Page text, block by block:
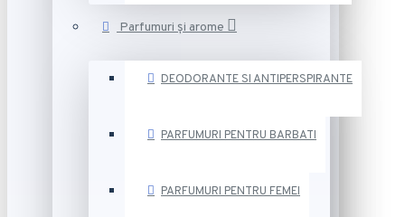
Parfumuri și arome
DEODORANTE SI ANTIPERSPIRANTE
PARFUMURI PENTRU BARBATI
PARFUMURI PENTRU FEMEI